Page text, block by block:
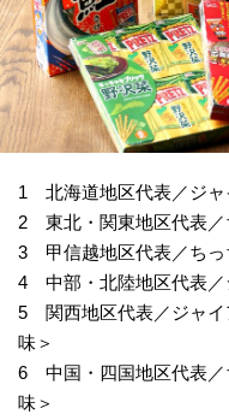
1 北海道地区代表／ジャ
2 東北・関東地区代表／
3 甲信越地区代表／ちっ
4 中部・北陸地区代表／
5 関西地区代表／ジャイ
味＞
6 中国・四国地区代表／
味＞